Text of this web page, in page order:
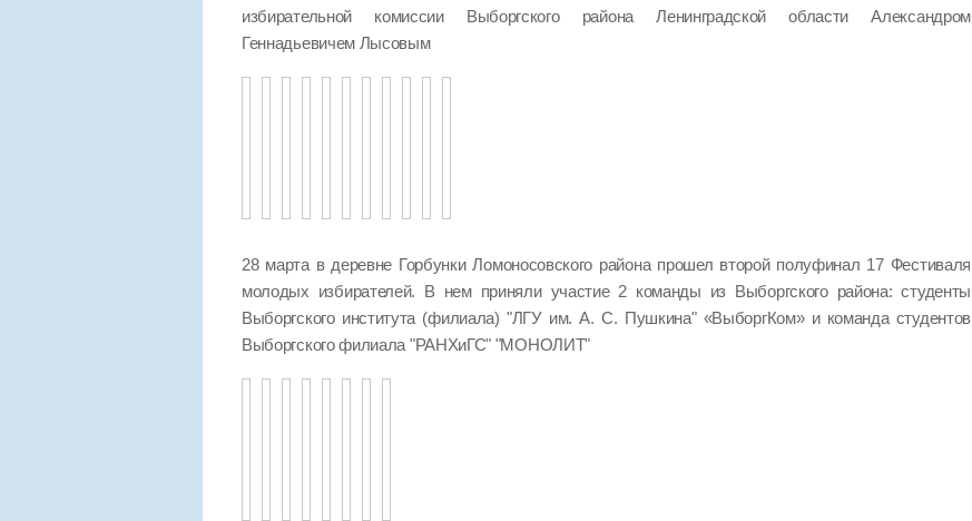
избирательной комиссии Выборгского района Ленинградской области Александром
Геннадьевичем Лысовым
28 марта в деревне Горбунки Ломоносовского района прошел второй полуфинал 17 Фестиваля
молодых избирателей. В нем приняли участие 2 команды из Выборгского района: студенты
Выборгского института (филиала) "ЛГУ им. А. С. Пушкина" «ВыборгКом» и команда студентов
Выборгского филиала "РАНХиГС" "МОНОЛИТ"